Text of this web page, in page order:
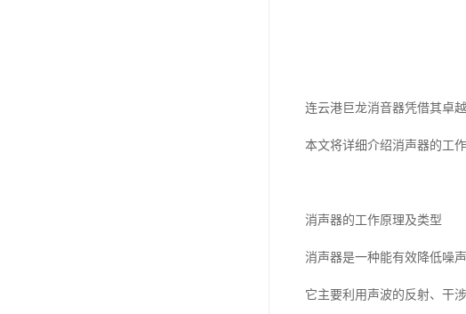
连云港巨龙消音器凭借其卓
本文将详细介绍消声器的工
消声器的工作原理及类型
消声器是一种能有效降低噪
它主要利用声波的反射、干